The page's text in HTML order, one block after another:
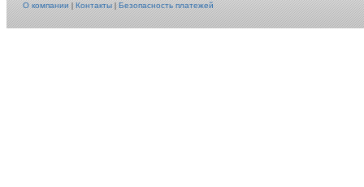
О компании|Контакты|Безопасность платежей